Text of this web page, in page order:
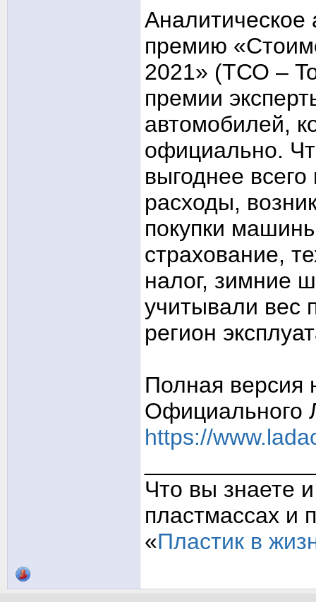
премию
2021» (ТСО –
премии
автомобилей,
официально.
выгоднее
расходы,
покупки
страхование,
налог, зимние
учитывали вес
регион
Полная версия
Официального
https://
Что вы знаете
пластмассах и
«Пластик в